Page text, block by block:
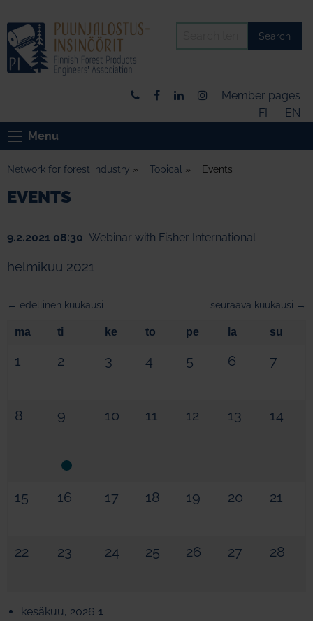
Search
Member pages
FI
EN
Menu
Network for forest industry » Topical » Events
EVENTS
9.2.2021 08:30 Webinar with Fisher International
helmikuu 2021
← edellinen kuukausi seuraava kuukausi →
ma ti ke to pe la su
1 2 3 4 5 6 7
8 9 10 11 12 13 14
15 16 17 18 19 20 21
22 23 24 25 26 27 28
kesäkuu, 2026 1